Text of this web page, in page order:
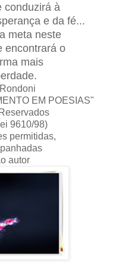
conduzirá à
e da fé...
meta neste
encontrará o
mais
EM POESIAS"
9610/98)
permitidas,
autor